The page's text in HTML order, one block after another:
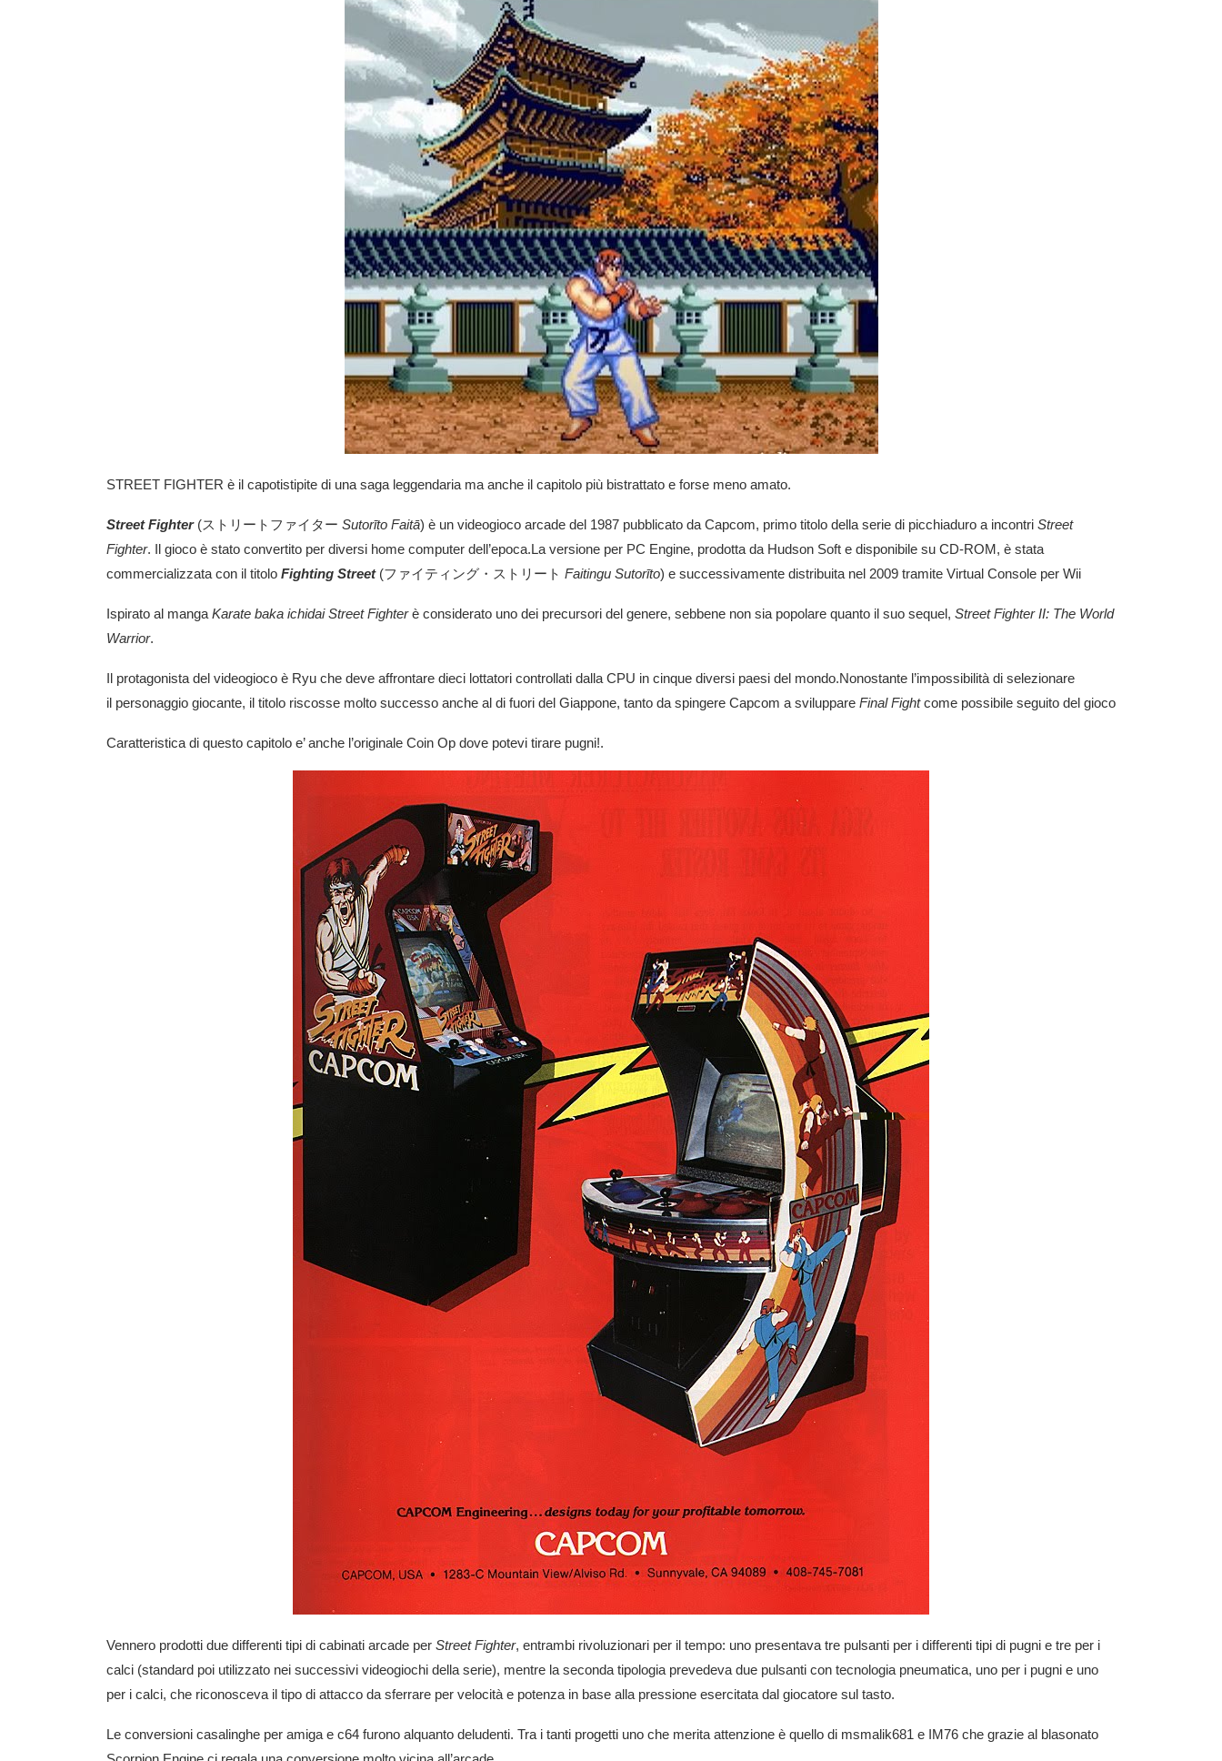
STREET FIGHTER è il capotistipite di una saga leggendaria ma anche il capitolo più bistrattato e forse meno amato.
Street Fighter(ストリートファイター Sutorīto Faitā) è un videogioco arcade del 1987 pubblicato da Capcom, primo titolo della serie di picchiaduro a incontri Street
Fighter. Il gioco è stato convertito per diversi home computer dell’epoca.La versione per PC Engine, prodotta da Hudson Soft e disponibile su CD-ROM, è stata
commercializzata con il titolo Fighting Street(ファイティング・ストリート Faitingu Sutorīto) e successivamente distribuita nel 2009 tramite Virtual Console per Wii
Ispirato al manga Karate baka ichidaiStreet Fighterè considerato uno dei precursori del genere, sebbene non sia popolare quanto il suo sequel, Street Fighter II: The World
Warrior.
Il protagonista del videogioco è Ryu che deve affrontare dieci lottatori controllati dalla CPU in cinque diversi paesi del mondo.Nonostante l’impossibilità di selezionare
il personaggio giocante, il titolo riscosse molto successo anche al di fuori del Giappone, tanto da spingere Capcom a sviluppare Final Fightcome possibile seguito del gioco
Caratteristica di questo capitolo e’ anche l’originale Coin Op dove potevi tirare pugni!.
Vennero prodotti due differenti tipi di cabinati arcade per Street Fighter, entrambi rivoluzionari per il tempo: uno presentava tre pulsanti per i differenti tipi di pugni e tre per i
calci (standard poi utilizzato nei successivi videogiochi della serie), mentre la seconda tipologia prevedeva due pulsanti con tecnologia pneumatica, uno per i pugni e uno
per i calci, che riconosceva il tipo di attacco da sferrare per velocità e potenza in base alla pressione esercitata dal giocatore sul tasto.
Le conversioni casalinghe per amiga e c64 furono alquanto deludenti. Tra i tanti progetti uno che merita attenzione è quello di msmalik681 e IM76 che grazie al blasonato